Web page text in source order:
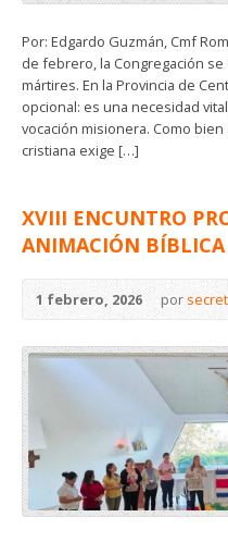
Por: Edgardo Guzmán, Cmf
de febrero, la Congregación
mártires. En la Provincia de
opcional: es una necesidad
vocación misionera. Como bien
cristiana exige […]
XVIII ENCUNTRO
ANIMACIÓN
1 febrero, 2026 por